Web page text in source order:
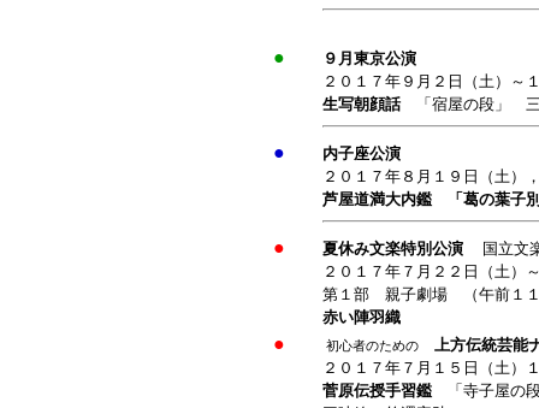
●
９月東京公演
２０１７年９月２日（土）
生写朝顔話
「宿屋の段」
●
内子座公演
２０１７年８月１９日（土）
芦屋道満大内鑑 「葛の葉子
● 夏休み文楽特別公演
国立文
２０１７年７月２２日（土
第１部 親子劇場 （午前１
赤い陣羽織
● 初心者のための
上方伝統芸能
２０１７年７月１５日（土）
菅原伝授手習鑑 「寺子屋の